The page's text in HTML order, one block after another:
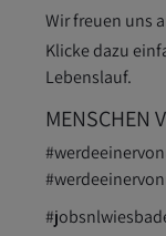
Wir freuen uns
Klicke dazu
Lebenslauf.
MENSCHEN
#jobsnlwiesbad